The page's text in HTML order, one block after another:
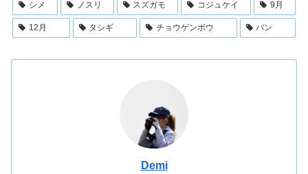
シメ ノスリ スズガモ コジュケイ 9月
12月 タシギ チョウゲンボウ バン
Demi